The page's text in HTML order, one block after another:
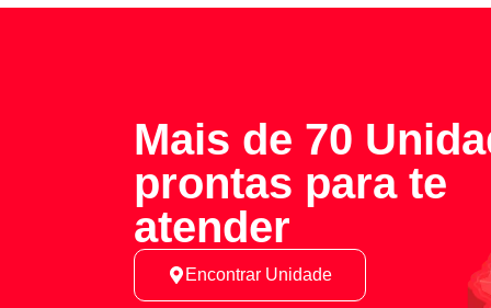
Mais de 70
prontas para te
atender
Encontrar Unidade